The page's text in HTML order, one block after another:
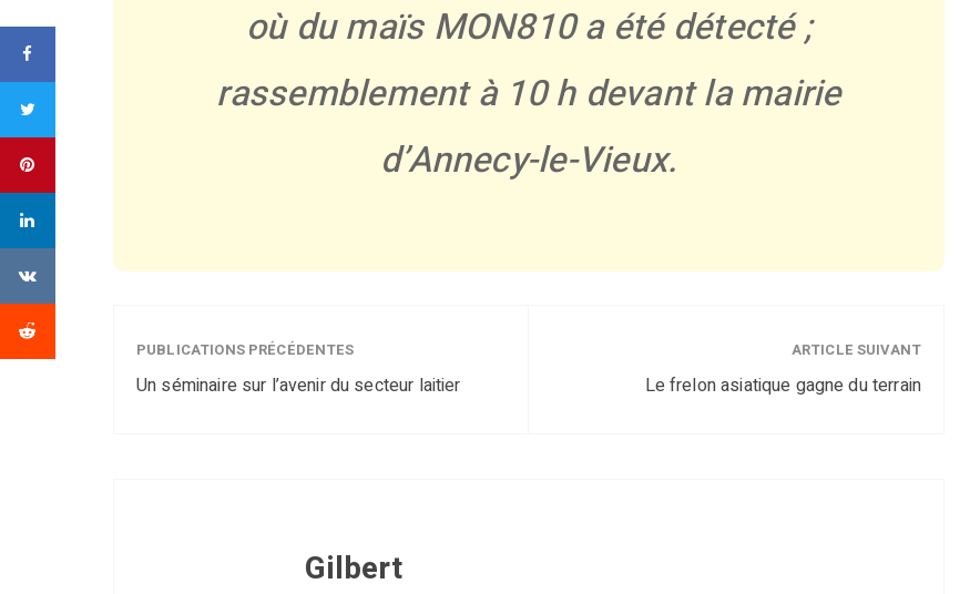
où du maïs MON810 a été détecté ;
rassemblement à 10 h devant la mairie
d’Annecy-le-Vieux.
PUBLICATIONS PRÉCÉDENTES
Un séminaire sur l’avenir du secteur laitier
ARTICLE SUIVANT
Le frelon asiatique gagne du terrain
Gilbert